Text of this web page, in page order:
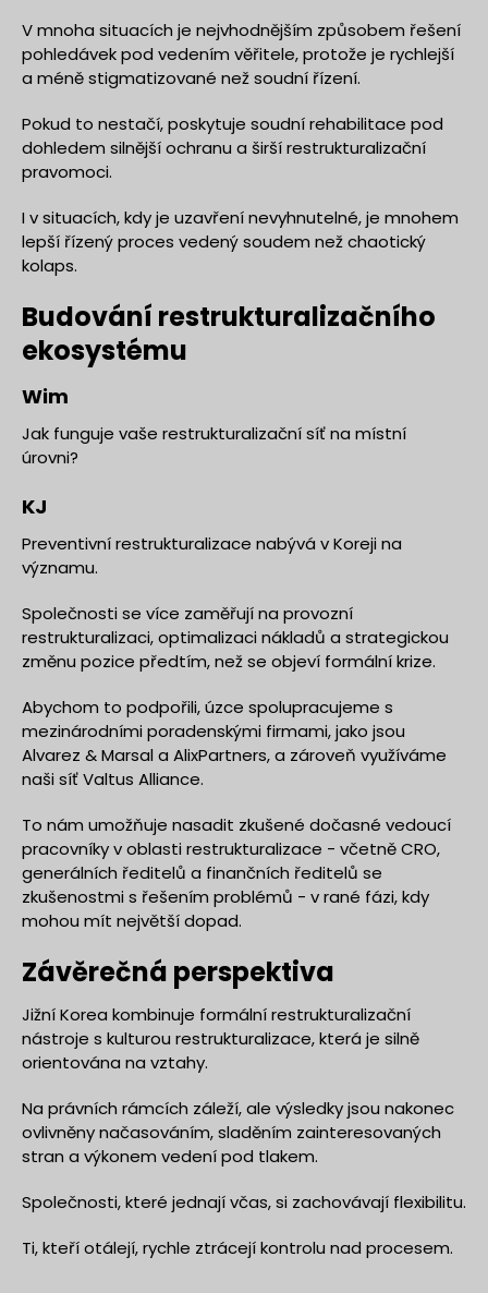
V mnoha situacích je nejvhodnějším způsobem řešení
pohledávek pod vedením věřitele, protože je rychlejší
a méně stigmatizované než soudní řízení.
Pokud to nestačí, poskytuje soudní rehabilitace pod
dohledem silnější ochranu a širší restrukturalizační
pravomoci.
I v situacích, kdy je uzavření nevyhnutelné, je mnohem
lepší řízený proces vedený soudem než chaotický
kolaps.
Budování restrukturalizačního
ekosystému
Wim
Jak funguje vaše restrukturalizační síť na místní
úrovni?
KJ
Preventivní restrukturalizace nabývá v Koreji na
významu.
Společnosti se více zaměřují na provozní
restrukturalizaci, optimalizaci nákladů a strategickou
změnu pozice předtím, než se objeví formální krize.
Abychom to podpořili, úzce spolupracujeme s
mezinárodními poradenskými firmami, jako jsou
Alvarez & Marsal a AlixPartners, a zároveň využíváme
naši síť Valtus Alliance.
To nám umožňuje nasadit zkušené dočasné vedoucí
pracovníky v oblasti restrukturalizace - včetně CRO,
generálních ředitelů a finančních ředitelů se
zkušenostmi s řešením problémů - v rané fázi, kdy
mohou mít největší dopad.
Závěrečná perspektiva
Jižní Korea kombinuje formální restrukturalizační
nástroje s kulturou restrukturalizace, která je silně
orientována na vztahy.
Na právních rámcích záleží, ale výsledky jsou nakonec
ovlivněny načasováním, sladěním zainteresovaných
stran a výkonem vedení pod tlakem.
Společnosti, které jednají včas, si zachovávají flexibilitu.
Ti, kteří otálejí, rychle ztrácejí kontrolu nad procesem.